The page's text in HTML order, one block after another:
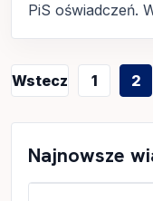
PiS oświadczeń.
Stronicowanie
Wstecz 1 2
Najnowsze